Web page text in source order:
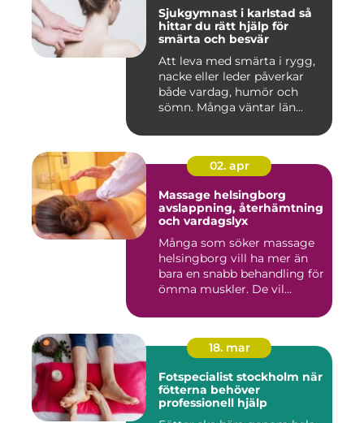
Sjukgymnast i karlstad så
hittar du rätt hjälp för
smärta och besvär
Att leva med smärta i rygg,
nacke eller leder påverkar
både vardag, humör och
sömn. Många väntar län...
02. apr
Massage helsingborg
avslappning, återhämtning
och vardagslyx
Många som söker massage
helsingborg vill ha mer än
bara en snabb behandling för
ömma muskler. De vil...
18. mar
Fotspecialist stockholm när
fötterna behöver
professionell hjälp